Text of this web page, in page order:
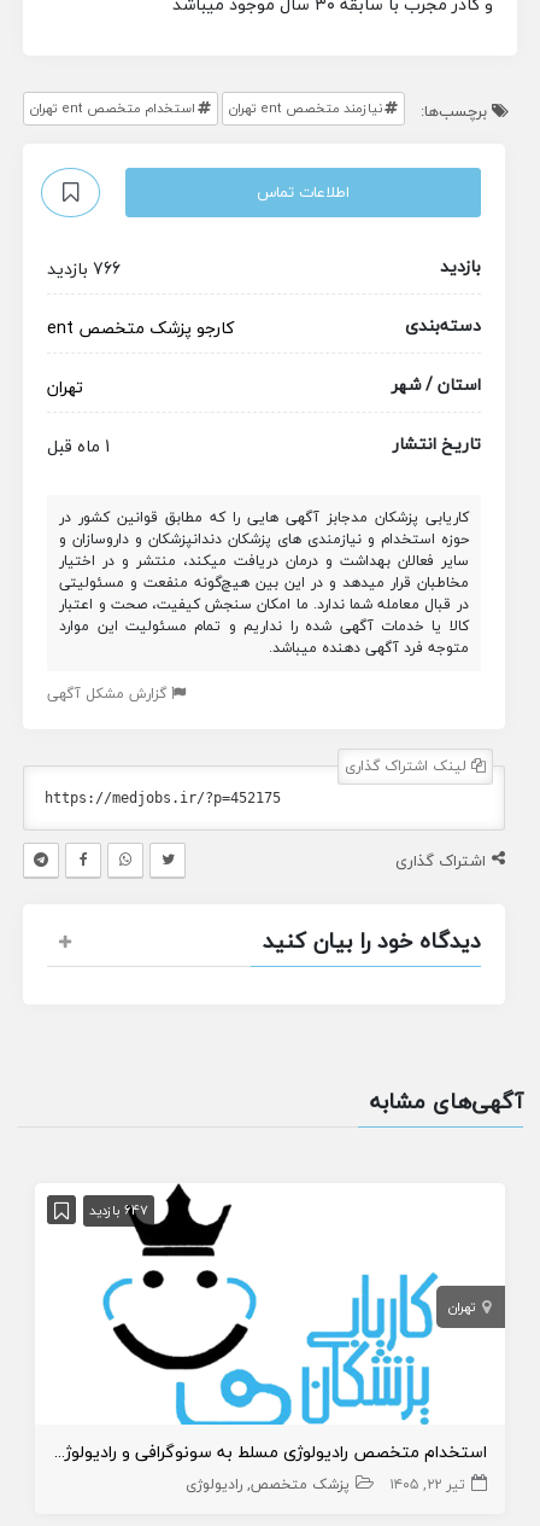
برچسب‌ها: نیازمند متخصص ent تهران استخدام متخصص ent تهران
اطلاعات تماس
بازدید
766 بازدید
دسته‌بندی
کارجو پزشک متخصص ent
استان / شهر
تهران
تاریخ انتشار
1 ماه قبل
کاریابی پزشکان مدجابز آگهی هایی را که مطابق قوانین کشور در
حوزه استخدام و نیازمندی های پزشکان دندانپزشکان و داروسازان و
سایر فعالان بهداشت و درمان دریافت میکند، منتشر و در اختیار
مخاطبان قرار میدهد و در این بین هیچ‌گونه منفعت و مسئولیتی
در قبال معامله شما ندارد. ما امکان سنجش کیفیت، صحت و اعتبار
کالا یا خدمات آگهی شده را نداریم و تمام مسئولیت این موارد
متوجه فرد آگهی دهنده میباشد.
گزارش مشکل آگهی
لینک اشتراک گذاری
اشتراک گذاری
دیدگاه خود را بیان کنید
آگهی‌های مشابه
647 بازدید
تهران
استخدام متخصص رادیولوژی مسلط به سونوگرافی و رادیولوژی
تیر ۲۲, ۱۴۰۵ پزشک متخصص رادیولوژی